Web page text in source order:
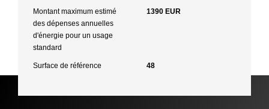
Montant maximum estimé
des dépenses annuelles
d'énergie pour un usage
standard
1390 EUR
Surface de référence 48